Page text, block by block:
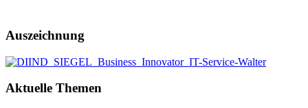
Auszeichnung
Aktuelle Themen